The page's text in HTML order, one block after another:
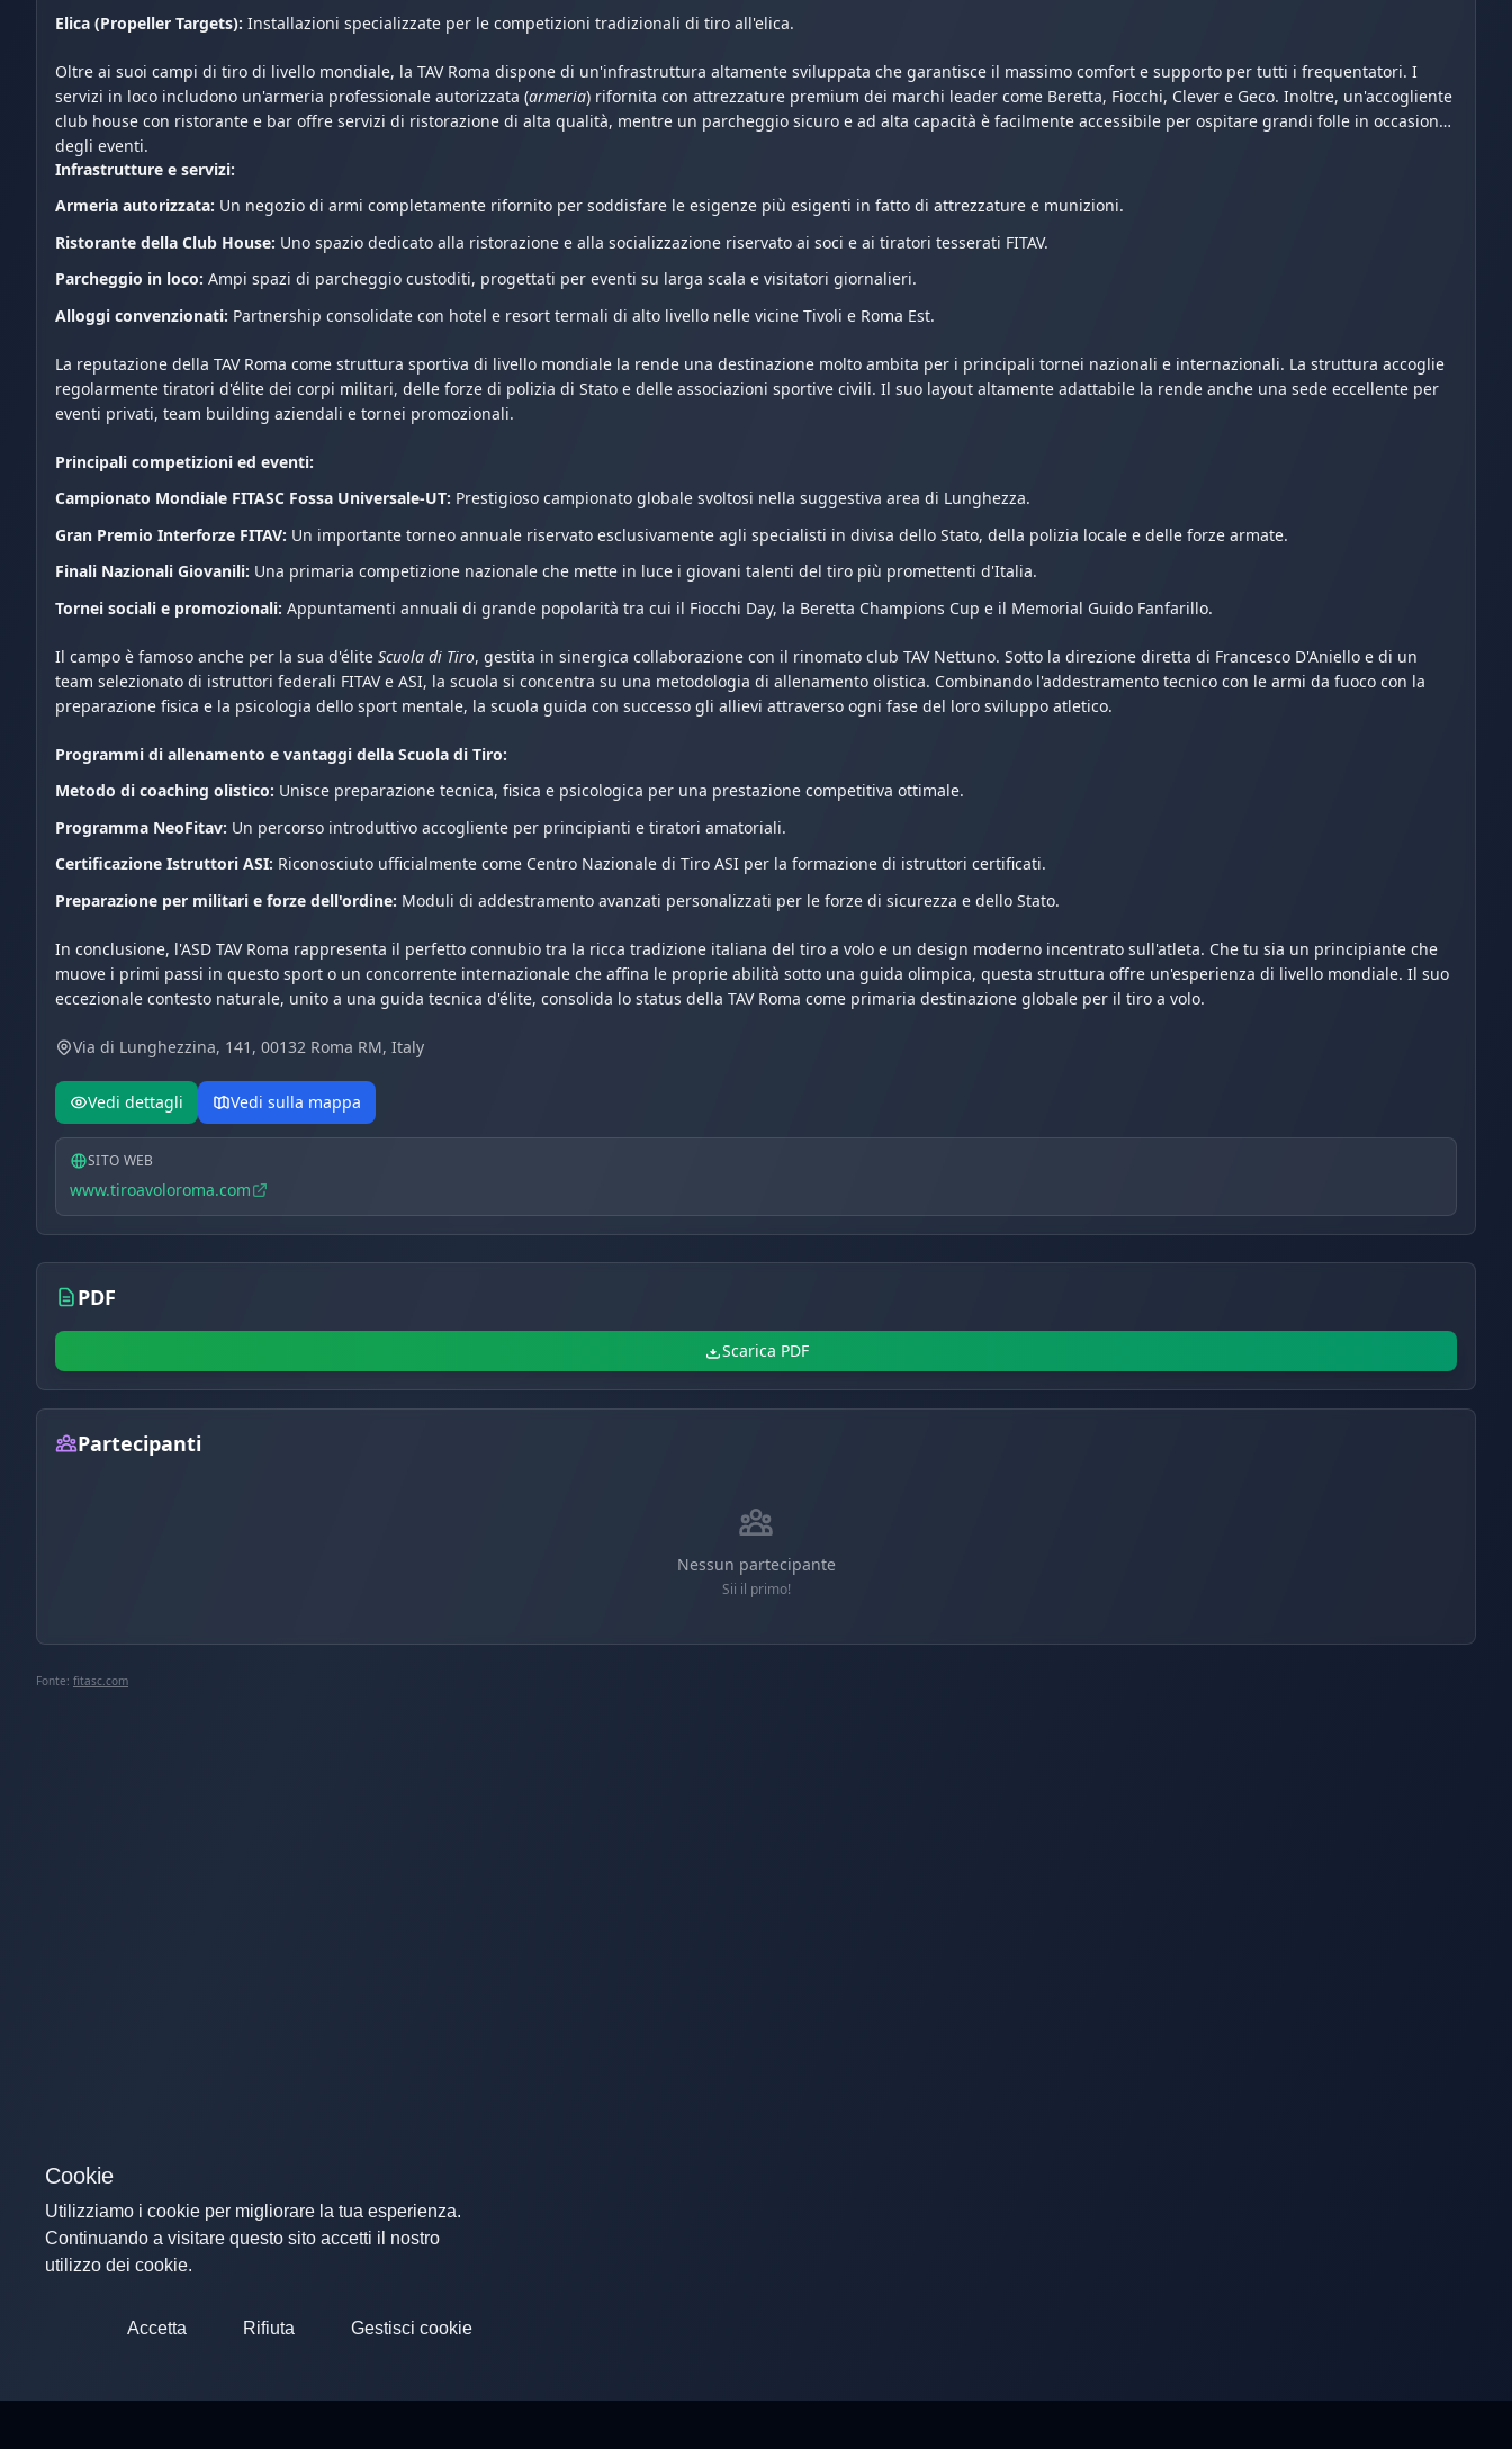
Elica (Propeller Targets): Installazioni specializzate per le competizioni tradizionali di tiro all'elica.
Oltre ai suoi campi di tiro di livello mondiale, la TAV Roma dispone di un'infrastruttura altamente sviluppata che garantisce il massimo comfort e supporto per tutti i frequentatori. I
servizi in loco includono un'armeria professionale autorizzata (armeria) rifornita con attrezzature premium dei marchi leader come Beretta, Fiocchi, Clever e Geco. Inoltre, un'accogliente
club house con ristorante e bar offre servizi di ristorazione di alta qualità, mentre un parcheggio sicuro e ad alta capacità è facilmente accessibile per ospitare grandi folle in occasione
degli eventi.
Infrastrutture e servizi:
Armeria autorizzata: Un negozio di armi completamente rifornito per soddisfare le esigenze più esigenti in fatto di attrezzature e munizioni.
Ristorante della Club House: Uno spazio dedicato alla ristorazione e alla socializzazione riservato ai soci e ai tiratori tesserati FITAV.
Parcheggio in loco: Ampi spazi di parcheggio custoditi, progettati per eventi su larga scala e visitatori giornalieri.
Alloggi convenzionati: Partnership consolidate con hotel e resort termali di alto livello nelle vicine Tivoli e Roma Est.
La reputazione della TAV Roma come struttura sportiva di livello mondiale la rende una destinazione molto ambita per i principali tornei nazionali e internazionali. La struttura accoglie
regolarmente tiratori d'élite dei corpi militari, delle forze di polizia di Stato e delle associazioni sportive civili. Il suo layout altamente adattabile la rende anche una sede eccellente per
eventi privati, team building aziendali e tornei promozionali.
Principali competizioni ed eventi:
Campionato Mondiale FITASC Fossa Universale-UT: Prestigioso campionato globale svoltosi nella suggestiva area di Lunghezza.
Gran Premio Interforze FITAV: Un importante torneo annuale riservato esclusivamente agli specialisti in divisa dello Stato, della polizia locale e delle forze armate.
Finali Nazionali Giovanili: Una primaria competizione nazionale che mette in luce i giovani talenti del tiro più promettenti d'Italia.
Tornei sociali e promozionali: Appuntamenti annuali di grande popolarità tra cui il Fiocchi Day, la Beretta Champions Cup e il Memorial Guido Fanfarillo.
Il campo è famoso anche per la sua d'élite Scuola di Tiro, gestita in sinergica collaborazione con il rinomato club TAV Nettuno. Sotto la direzione diretta di Francesco D'Aniello e di un
team selezionato di istruttori federali FITAV e ASI, la scuola si concentra su una metodologia di allenamento olistica. Combinando l'addestramento tecnico con le armi da fuoco con la
preparazione fisica e la psicologia dello sport mentale, la scuola guida con successo gli allievi attraverso ogni fase del loro sviluppo atletico.
Programmi di allenamento e vantaggi della Scuola di Tiro:
Metodo di coaching olistico: Unisce preparazione tecnica, fisica e psicologica per una prestazione competitiva ottimale.
Programma NeoFitav: Un percorso introduttivo accogliente per principianti e tiratori amatoriali.
Certificazione Istruttori ASI: Riconosciuto ufficialmente come Centro Nazionale di Tiro ASI per la formazione di istruttori certificati.
Preparazione per militari e forze dell'ordine: Moduli di addestramento avanzati personalizzati per le forze di sicurezza e dello Stato.
In conclusione, l'ASD TAV Roma rappresenta il perfetto connubio tra la ricca tradizione italiana del tiro a volo e un design moderno incentrato sull'atleta. Che tu sia un principiante che
muove i primi passi in questo sport o un concorrente internazionale che affina le proprie abilità sotto una guida olimpica, questa struttura offre un'esperienza di livello mondiale. Il suo
eccezionale contesto naturale, unito a una guida tecnica d'élite, consolida lo status della TAV Roma come primaria destinazione globale per il tiro a volo.
Via di Lunghezzina, 141, 00132 Roma RM, Italy
Vedi dettagli Vedi sulla mappa
SITO WEB
www.tiroavoloroma.com
PDF
Scarica PDF
Partecipanti
Nessun partecipante
Sii il primo!
Fonte: fitasc.com
Cookie
Utilizziamo i cookie per migliorare la tua esperienza.
Continuando a visitare questo sito accetti il nostro
utilizzo dei cookie.
Accetta Rifiuta Gestisci cookie